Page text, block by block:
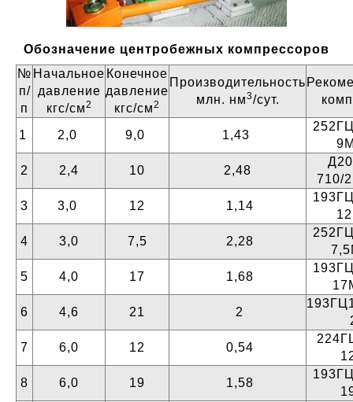
Обозначение центробежных компрессоров
№
п/
п
Начальное
давление
кгс/см2
Конечное
давление
кгс/см2
Производительность
млн. нм3/сут.
1 2,0 9,0 1,43
2
2,4 10 2,48
710/
3
3,0 12 1,14
4
3,0 7,5 2,28
5
4,0 17 1,68
6
4,6 21 2
7
6,0 12 0,54
8
6,0 19 1,58